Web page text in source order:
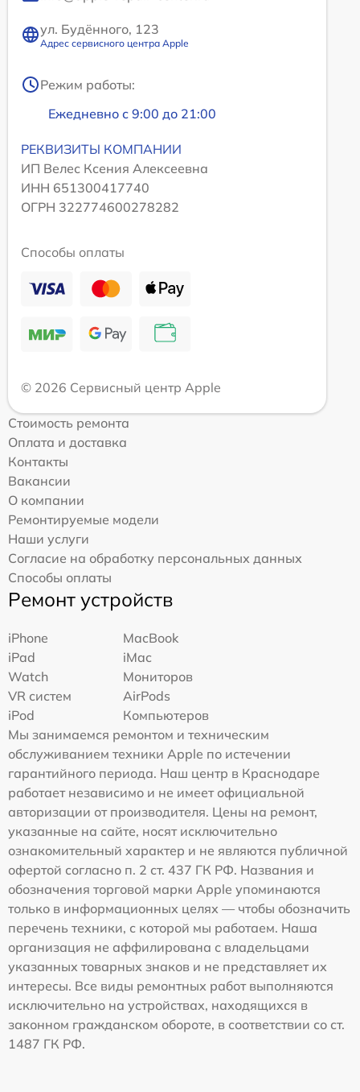
ул. Будённого, 123
Адрес сервисного центра Apple
Режим работы:
Ежедневно с 9:00 до 21:00
РЕКВИЗИТЫ КОМПАНИИ
ИП Велес Ксения Алексеевна
ИНН 651300417740
ОГРН 322774600278282
Способы оплаты
© 2026 Сервисный центр Apple
Стоимость ремонта
Оплата и доставка
Контакты
Вакансии
О компании
Ремонтируемые модели
Наши услуги
Согласие на обработку персональных данных
Способы оплаты
Ремонт устройств
iPhone
MacBook
iPad
iMac
Watch
Мониторов
VR систем
AirPods
iPod
Компьютеров
Мы занимаемся ремонтом и техническим
обслуживанием техники Apple по истечении
гарантийного периода. Наш центр в Краснодаре
работает независимо и не имеет официальной
авторизации от производителя. Цены на ремонт,
указанные на сайте, носят исключительно
ознакомительный характер и не являются публичной
офертой согласно п. 2 ст. 437 ГК РФ. Названия и
обозначения торговой марки Apple упоминаются
только в информационных целях — чтобы обозначить
перечень техники, с которой мы работаем. Наша
организация не аффилирована с владельцами
указанных товарных знаков и не представляет их
интересы. Все виды ремонтных работ выполняются
исключительно на устройствах, находящихся в
законном гражданском обороте, в соответствии со ст.
1487 ГК РФ.